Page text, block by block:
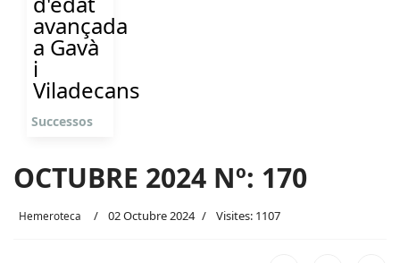
avançada
a Gavà
i
Viladecans
Successos
OCTUBRE 2024 Nº: 170
Hemeroteca 02 Octubre 2024 Visites: 1107